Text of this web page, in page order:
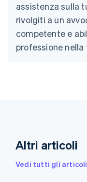
assistenza sulla
rivolgiti a un
competente e
professione
Altri articoli
Vedi tutti gli
Canada
EnglishFrançais
Cina continentale
简体中文English
Cipro
Finlandia
Francia